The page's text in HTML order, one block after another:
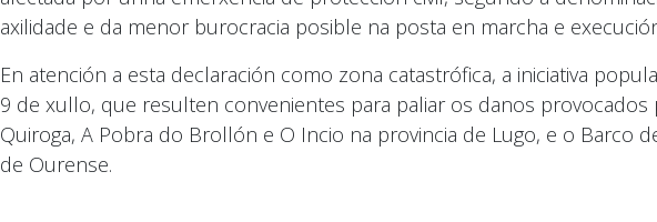
axilidade e da menor burocracia posible na posta en marcha e
En atención a esta declaración como zona catastrófica, a iniciativa
9 de xullo, que resulten convenientes para paliar os danos
Quiroga, A Pobra do Brollón e O Incio na provincia de Lugo, e o Barco
de Ourense.